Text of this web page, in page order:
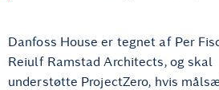
Danfoss House er tegnet af Per
Reiulf Ramstad Architects, og skal
understøtte ProjectZero, hvis